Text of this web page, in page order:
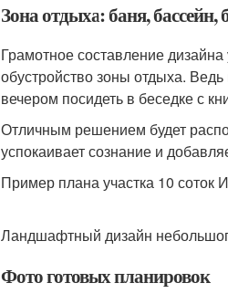
Зона отдыха: баня, бассейн,
Грамотное составление
обустройство зоны отдыха. Ведь
вечером посидеть в беседке с
Отличным решением будет
успокаивает сознание и
Пример плана участка 10 соток
Ландшафтный дизайн
Фото готовых планировок